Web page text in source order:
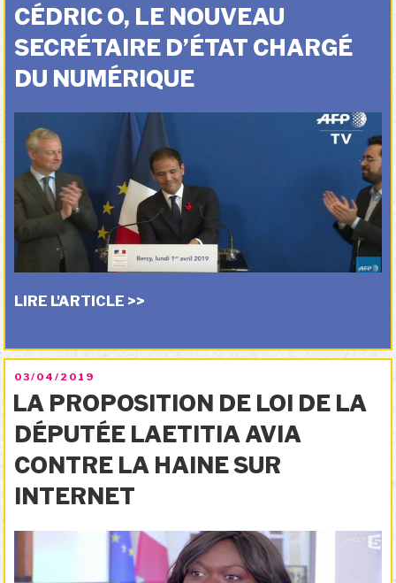
CÉDRIC O, LE NOUVEAU
SECRÉTAIRE D’ÉTAT CHARGÉ
DU NUMÉRIQUE
LIRE L'ARTICLE >>
PUBLIÉ
LE
03/04/2019
LA PROPOSITION DE LOI DE LA
DÉPUTÉE LAETITIA AVIA
CONTRE LA HAINE SUR
INTERNET